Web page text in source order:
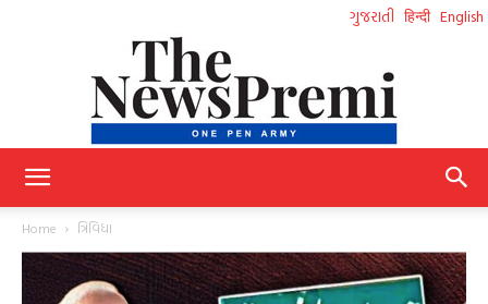
ગુજરાતી हिन्दी English
Gujarati
Home ત્રિવિધા